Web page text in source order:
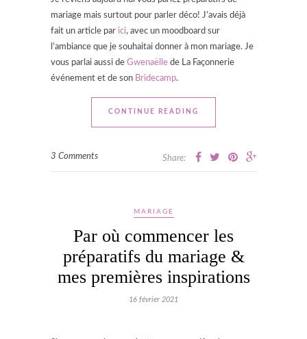
mariage mais surtout pour parler déco! J’avais déjà
fait un article par ici, avec un moodboard sur
l’ambiance que je souhaitai donner à mon mariage. Je
vous parlai aussi de Gwenaëlle de La Façonnerie
événement et de son Bridecamp.
CONTINUE READING
3 Comments Share:
MARIAGE
Par où commencer les
préparatifs du mariage &
mes premières inspirations
16 février 2021